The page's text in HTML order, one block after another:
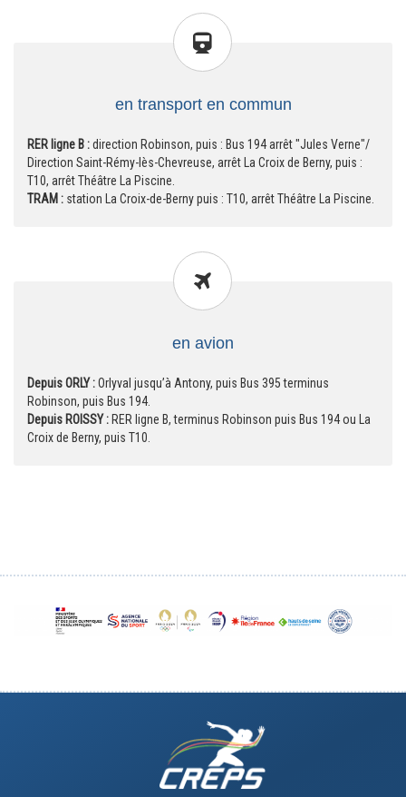
en transport en commun
RER ligne B :direction Robinson, puis : Bus 194 arrêt "Jules Verne"/
Direction Saint-Rémy-lès-Chevreuse, arrêt La Croix de Berny, puis :
T10, arrêt Théâtre La Piscine.
TRAM : station La Croix-de-Berny puis : T10, arrêt Théâtre La Piscine.
en avion
Depuis ORLY :Orlyval jusqu’à Antony, puis Bus 395 terminus
Robinson, puis Bus 194.
Depuis ROISSY : RER ligne B, terminus Robinson puis Bus 194 ou La
Croix de Berny, puis T10.